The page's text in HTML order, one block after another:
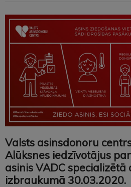
Valsts asinsdonoru
Alūksnes iedzīvotājus
asinis VADC specializētā
izbraukumā 30.03.2020.